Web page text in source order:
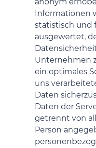
Informationen
statistisch und
ausgewertet,
Unternehmen
ein optimales
uns
Daten
Daten der
getrennt von
Person